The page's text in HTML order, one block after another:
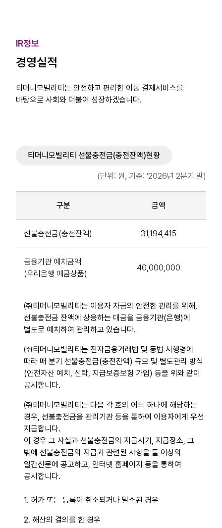
IR정보
경영실적
티머니모빌리티는 안전하고 편리한 이동 결제서비스를
바탕으로 사회와 더불어 성장하겠습니다.
티머니모빌리티 선불충전금(충전잔액)현황
(단위: 원, 기준: '2026년 2분기 말)
구분 금액
선불충전금(충전잔액) 31,194,415
금융기관 예치금액
(우리은행 예금상품)
40,000,000
㈜티머니모빌리티는 이용자 자금의 안전한 관리를 위해,
선불충전금 잔액에 상응하는 대금을 금융기관(은행)에
별도로 예치하여 관리하고 있습니다.
㈜티머니모빌리티는 전자금융거래법 및 동법 시행령에
따라 매 분기 선불충전금(충전잔액) 규모 및 별도관리 방식
(안전자산 예치, 신탁, 지급보증보험 가입) 등을 위와 같이
공시합니다.
㈜티머니모빌리티는 다음 각 호의 어느 하나에 해당하는
경우, 선불충전금을 관리기관 등을 통하여 이용자에게 우선
지급합니다.
이 경우 그 사실과 선불충전금의 지급시기, 지급장소, 그
밖에 선불충전금의 지급과 관련된 사항을 둘 이상의
일간신문에 공고하고, 인터넷 홈페이지 등을 통하여
공시합니다.
1. 허가 또는 등록이 취소되거나 말소된 경우
2. 해산의 결의를 한 경우